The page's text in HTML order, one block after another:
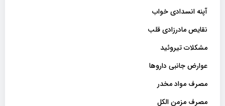
آپنه انسدادی خواب
نقایص مادرزادی قلب
مشکلات تیروئید
عوارض جانبی داروها
مصرف مواد مخدر
مصرف مزمن الکل